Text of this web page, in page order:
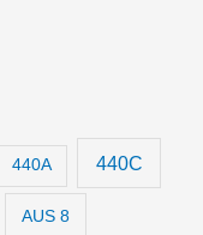
440A 440C
AUS 8